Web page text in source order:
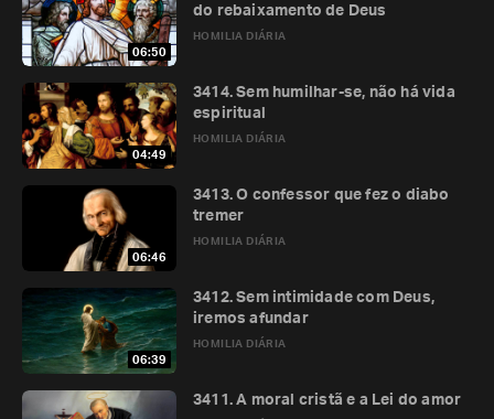
06:50
HOMILIA DIÁRIA
do rebaixamento de Deus
04:49
HOMILIA DIÁRIA
3414. Sem humilhar-se, não há vida
espiritual
06:46
HOMILIA DIÁRIA
3413. O confessor que fez o diabo
tremer
06:39
HOMILIA DIÁRIA
3412. Sem intimidade com Deus,
iremos afundar
3411. A moral cristã e a Lei do amor